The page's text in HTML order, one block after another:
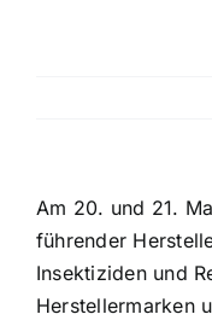
Am 20. und 21.
führender
Insektiziden und
Herstellermarken